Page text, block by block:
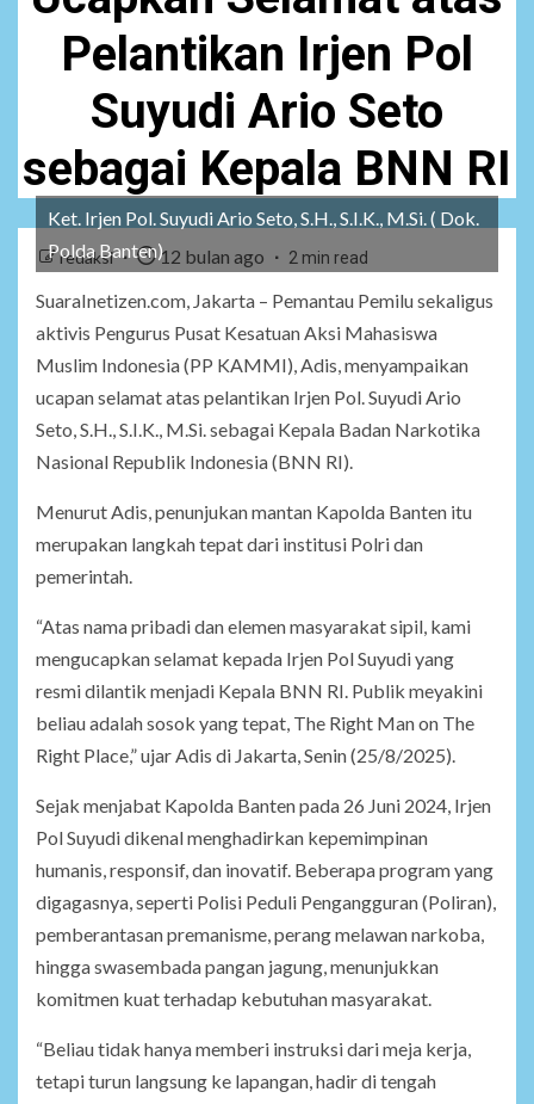
Pelantikan Irjen Pol
Suyudi Ario Seto
sebagai Kepala BNN RI
redaksi 12 bulan ago 2 min read
Ket. Irjen Pol. Suyudi Ario Seto, S.H., S.I.K., M.Si. ( Dok.
Polda Banten)
SuaraInetizen.com, Jakarta – Pemantau Pemilu sekaligus
aktivis Pengurus Pusat Kesatuan Aksi Mahasiswa
Muslim Indonesia (PP KAMMI), Adis, menyampaikan
ucapan selamat atas pelantikan Irjen Pol. Suyudi Ario
Seto, S.H., S.I.K., M.Si. sebagai Kepala Badan Narkotika
Nasional Republik Indonesia (BNN RI).
Menurut Adis, penunjukan mantan Kapolda Banten itu
merupakan langkah tepat dari institusi Polri dan
pemerintah.
“Atas nama pribadi dan elemen masyarakat sipil, kami
mengucapkan selamat kepada Irjen Pol Suyudi yang
resmi dilantik menjadi Kepala BNN RI. Publik meyakini
beliau adalah sosok yang tepat, The Right Man on The
Right Place,” ujar Adis di Jakarta, Senin (25/8/2025).
Sejak menjabat Kapolda Banten pada 26 Juni 2024, Irjen
Pol Suyudi dikenal menghadirkan kepemimpinan
humanis, responsif, dan inovatif. Beberapa program yang
digagasnya, seperti Polisi Peduli Pengangguran (Poliran),
pemberantasan premanisme, perang melawan narkoba,
hingga swasembada pangan jagung, menunjukkan
komitmen kuat terhadap kebutuhan masyarakat.
“Beliau tidak hanya memberi instruksi dari meja kerja,
tetapi turun langsung ke lapangan, hadir di tengah